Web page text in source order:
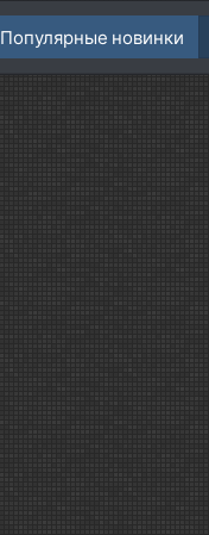
Популярные новинки